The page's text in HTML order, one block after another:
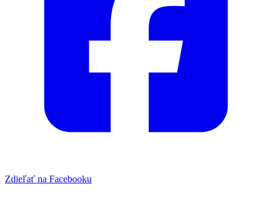
Zdieľať na Facebooku